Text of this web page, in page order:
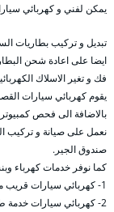
يمكن لفني و كهربائي
تبديل و تركيب بطاريات
ايضا على اعادة شحن
فك و تغير الاسلاك
يقوم كهربائي سيارات
بالاضافة الى فحص
نعمل على صيانة و تركيب
صندوق الجير.
كما نوفر خدمات كهرباء
1- كهربائي سيارات قريب من موقعي القصور
2- كهربائي سيارات خدمة طريق القصور